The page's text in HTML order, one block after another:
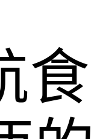
食